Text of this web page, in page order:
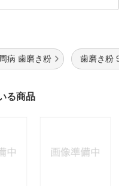
病 歯磨き粉 歯磨き粉
る商品